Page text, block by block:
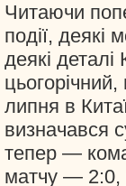
Читаючи
події, деякі
деякі
липня в
визначався
тепер —
матчу — 2:0,